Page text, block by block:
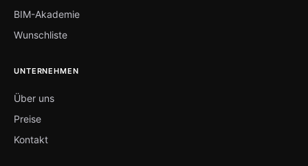
BIM-Akademie
Wunschliste
UNTERNEHMEN
Über uns
Preise
Kontakt